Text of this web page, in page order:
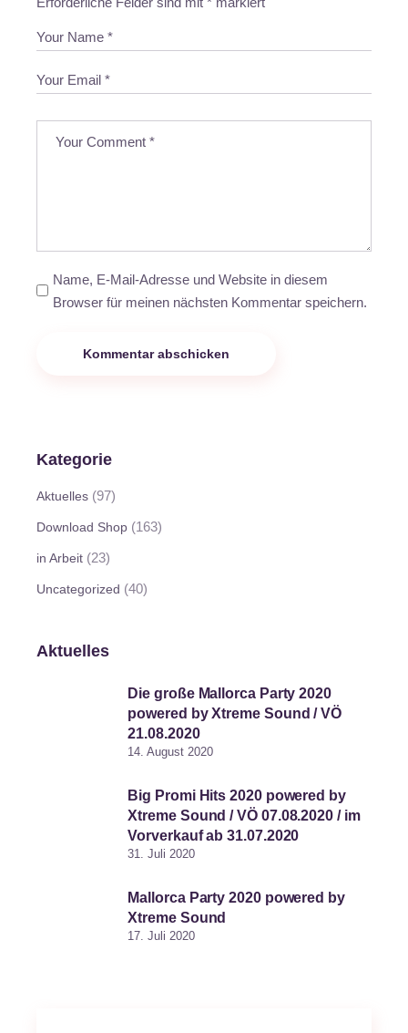
Name, E-Mail-Adresse und Website in diesem
Browser für meinen nächsten Kommentar speichern.
Kommentar abschicken
Kategorie
Aktuelles (97)
Download Shop (163)
in Arbeit (23)
Uncategorized (40)
Aktuelles
Die große Mallorca Party 2020
powered by Xtreme Sound / VÖ
21.08.2020
14. August 2020
Big Promi Hits 2020 powered by
Xtreme Sound / VÖ 07.08.2020 / im
Vorverkauf ab 31.07.2020
31. Juli 2020
Mallorca Party 2020 powered by
Xtreme Sound
17. Juli 2020